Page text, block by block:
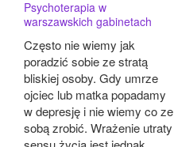
Psychoterapia w
warszawskich gabinetach
Często nie wiemy jak
poradzić sobie ze stratą
bliskiej osoby. Gdy umrze
ojciec lub matka popadamy
w depresję i nie wiemy co ze
sobą zrobić. Wrażenie utraty